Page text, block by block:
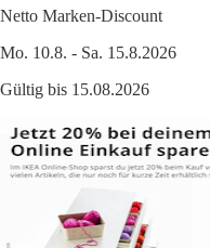
Netto Marken-Discount
Mo. 10.8. - Sa. 15.8.2026
Gültig bis 15.08.2026